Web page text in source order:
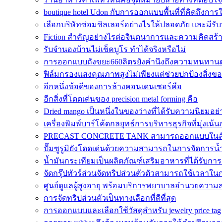
boutique hotel Udon กับการออกแบบพื้นที่ที่คิดถึงการ
เลือกบริษัทซ่อมชิลเลอร์อย่างไรให้ปลอดภัย และมีรั
Fiction สำคัญอย่างไรต่อจินตนาการและความคิดสร้
รับจำนองบ้านไม่เช็คบูโร ทำได้จริงหรือไม่
การออกแบบถังขยะ660ลิตรยังคำนึงถึงความทนทา
ฟิล์มกรองแสงคุณภาพสูงไม่เพียงแต่ช่วยปกป้องสิ่งข
อีกหนึ่งข้อดีของการล้างคอนเดนเซอร์คือ
อีกสิ่งที่โดดเด่นของ precision metal forming คือ
Dried mango เป็นหนึ่งในของว่างที่ได้รับความนิยมอย่
เครื่องพิมพ์บาร์โค้ดกลยุทธ์การบริหารธุรกิจที่มุ่งเน้
PRECAST CONCRETE TANK สามารถออกแบบใ
ปั๊มซูรูมิยังโดดเด่นด้วยความสามารถในการจัดการ
น้ำมันกระเทียมเป็นผลิตภัณฑ์เสริมอาหารที่ได้รับกา
จัดกรุ๊ปทัวร์ส่วนจัดทริปส่วนตัวตัวสามารถใช้เวลาใน
ศูนย์ดูแลผู้สูงอายุ พร้อมบริการพยาบาลอำนวยความ
การจัดทริปส่วนตัวเป็นทางเลือกที่ดีที่สุด
การออกแบบและเลือกใช้วัสดุสำหรับ jewelry price tag